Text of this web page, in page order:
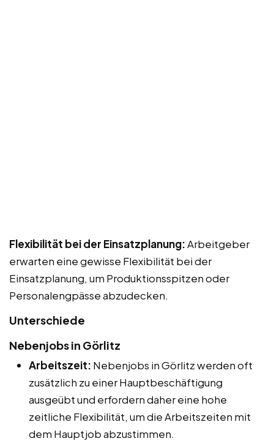
Flexibilität bei der Einsatzplanung:Arbeitgeber
erwarten eine gewisse Flexibilität bei der
Einsatzplanung, um Produktionsspitzen oder
Personalengpässe abzudecken.
Unterschiede
Nebenjobs in Görlitz
Arbeitszeit: Nebenjobs in Görlitz werden oft
zusätzlich zu einer Hauptbeschäftigung
ausgeübt und erfordern daher eine hohe
zeitliche Flexibilität, um die Arbeitszeiten mit
dem Hauptjob abzustimmen.